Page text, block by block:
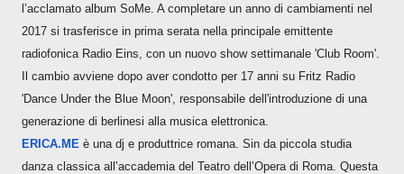
l’acclamato album SoMe. A completare un anno di cambiamenti nel
2017 si trasferisce in prima serata nella principale emittente
radiofonica Radio Eins, con un nuovo show settimanale 'Club Room'.
Il cambio avviene dopo aver condotto per 17 anni su Fritz Radio
'Dance Under the Blue Moon', responsabile dell'introduzione di una
generazione di berlinesi alla musica elettronica.
ERICA.ME è una dj e produttrice romana. Sin da piccola studia
danza classica all’accademia del Teatro dell’Opera di Roma. Questa